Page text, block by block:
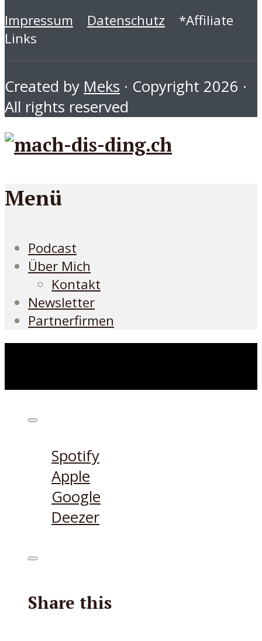
Impressum Datenschutz *Affiliate
Links
Created by Meks · Copyright 2026 ·
All rights reserved
Menü
Podcast
Über Mich
Kontakt
Newsletter
Partnerfirmen
Spotify
Apple
Google
Deezer
Share this